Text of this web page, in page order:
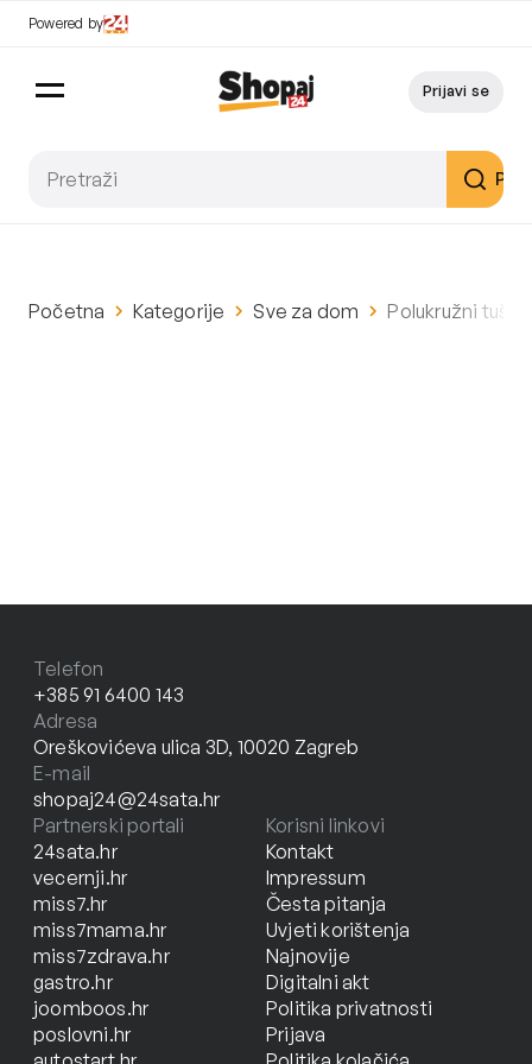
Powered by
Prijavi se
Početna Kategorije Sve za dom Polukružni tuš
Telefon
+385 91 6400 143
Adresa
Oreškovićeva ulica 3D, 10020 Zagreb
E-mail
shopaj24@24sata.hr
Partnerski portali
24sata.hr
vecernji.hr
miss7.hr
miss7mama.hr
miss7zdrava.hr
gastro.hr
joomboos.hr
poslovni.hr
Korisni linkovi
Kontakt
Impressum
Česta pitanja
Uvjeti korištenja
Najnovije
Digitalni akt
Politika privatnosti
Prijava